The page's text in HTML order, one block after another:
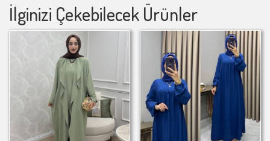
İlginizi Çekebilecek Ürünler